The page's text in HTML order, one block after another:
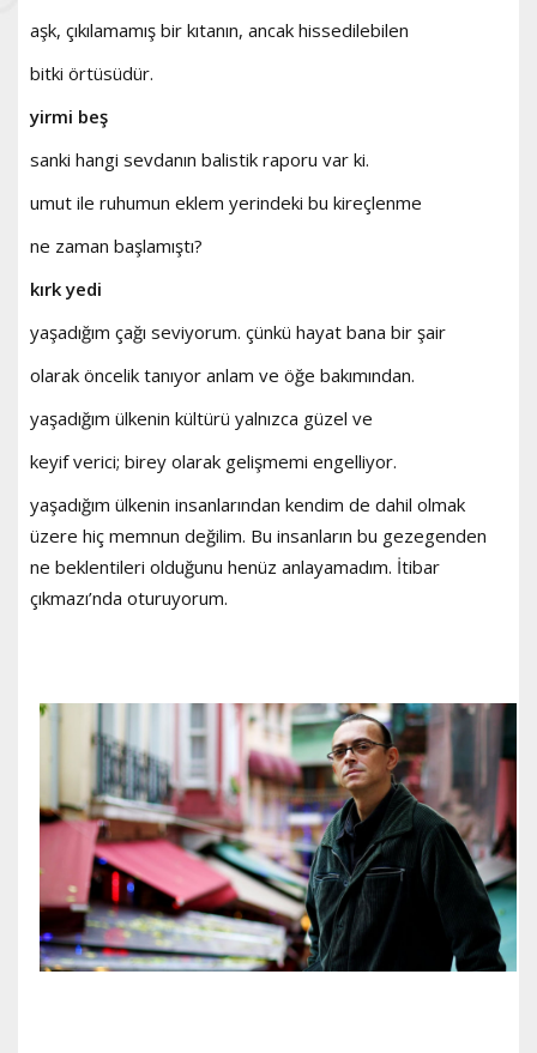
aşk, çıkılamamış bir kıtanın, ancak hissedilebilen
bitki örtüsüdür.
yirmi beş
sanki hangi sevdanın balistik raporu var ki.
umut ile ruhumun eklem yerindeki bu kireçlenme
ne zaman başlamıştı?
kırk yedi
yaşadığım çağı seviyorum. çünkü hayat bana bir şair
olarak öncelik tanıyor anlam ve öğe bakımından.
yaşadığım ülkenin kültürü yalnızca güzel ve
keyif verici; birey olarak gelişmemi engelliyor.
yaşadığım ülkenin insanlarından kendim de dahil olmak
üzere hiç memnun değilim. Bu insanların bu gezegenden
ne beklentileri olduğunu henüz anlayamadım. İtibar
çıkmazı’nda oturuyorum.